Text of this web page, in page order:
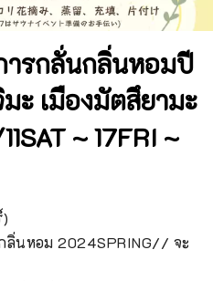
ารกลั่นกลิ่นหอมปี
ะ เมืองมัตสึยามะ
~ 17FRI ~
นหอม 2024SPRING// จะ